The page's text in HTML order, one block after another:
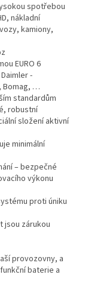
spotřebou
nákladní
kamiony,
EURO 6
-
Bomag, …
standardům
robustní
složení aktivní
minimální
– bezpečné
výkonu
proti úniku
jsou zárukou
provozovny, a
baterie a